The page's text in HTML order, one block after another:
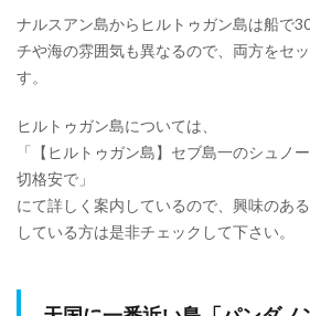
ナルスアン島からヒルトゥガン島は船で
チや海の雰囲気も異なるので、両方をセ
す。
ヒルトゥガン島については、
「【ヒルトゥガン島】セブ島一のシュノ
切格安で」
にて詳しく案内しているので、興味のあ
している方は是非チェックして下さい。